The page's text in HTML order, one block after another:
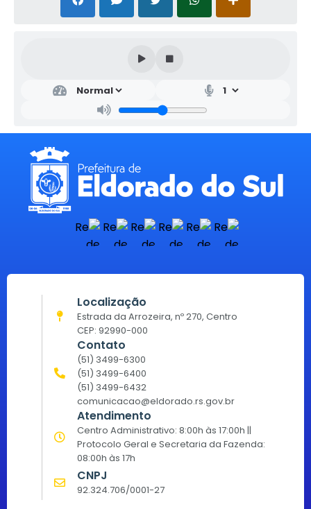
Localização
Estrada da Arrozeira, nº 270, Centro
CEP: 92990-000
Contato
(51) 3499-6300
(51) 3499-6400
(51) 3499-6432
comunicacao@eldorado.rs.gov.br
Atendimento
Centro Administrativo: 8:00h às 17:00h ||
Protocolo Geral e Secretaria da Fazenda:
08:00h às 17h
CNPJ
92.324.706/0001-27